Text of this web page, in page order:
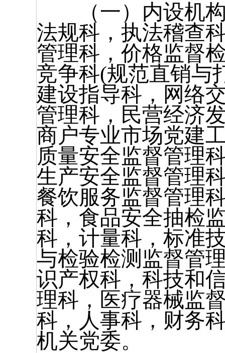
（一）内设机构
法规科，执法稽查
管理科，价格监督
竞争科(规范直销与
建设指导科，网络
管理科，民营经济
商户专业市场党建
质量安全监督管理
生产安全监督管理
餐饮服务监督管理
科，食品安全抽检
科，计量科，标准
与检验检测监督管
识产权科，科技和
理科，医疗器械监
科，人事科，财务
机关党委。